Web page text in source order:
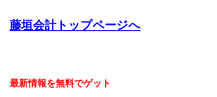
藤垣会計トップページへ
最新情報を無料でゲット